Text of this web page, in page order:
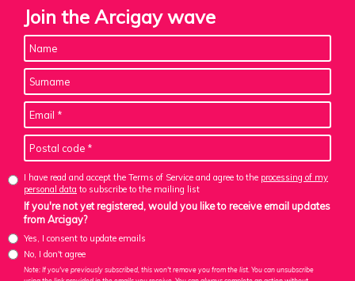
Join the Arcigay wave
I have read and accept the Terms of Service and agree to the processing of my
personal data to subscribe to the mailing list
If you're not yet registered, would you like to receive email updates
from Arcigay?
Yes, I consent to update emails
No, I don't agree
Note: If you've previously subscribed, this won't remove you from the list. You can unsubscribe